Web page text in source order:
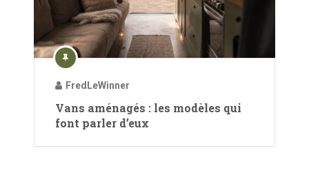
FredLeWinner
Vans aménagés : les modèles qui
font parler d’eux